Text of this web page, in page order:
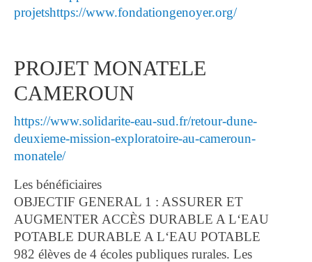
projetshttps://www.fondationgenoyer.org/
PROJET MONATELE
CAMEROUN
https://www.solidarite-eau-sud.fr/retour-dune-
deuxieme-mission-exploratoire-au-cameroun-
monatele/
Les bénéficiaires
OBJECTIF GENERAL 1 : ASSURER ET
AUGMENTER ACCÈS DURABLE A L‘EAU
POTABLE DURABLE A L‘EAU POTABLE
982 élèves de 4 écoles publiques rurales. Les